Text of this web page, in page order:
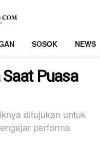
SOSOK NEWS
Puasa
ditujukan untuk
performa